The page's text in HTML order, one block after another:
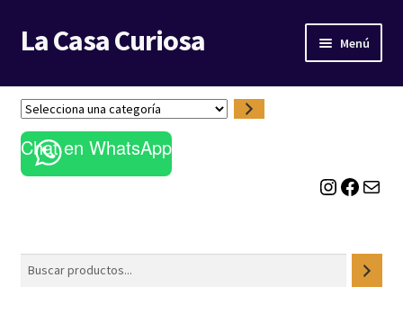
Ir
a
navegación
Ir
al
La Casa Curiosa Menú
LIBRERÍA
BLOG
S
e
l
e
Chat en WhatsApp
Instagram Facebook Correo electrónico
Buscar